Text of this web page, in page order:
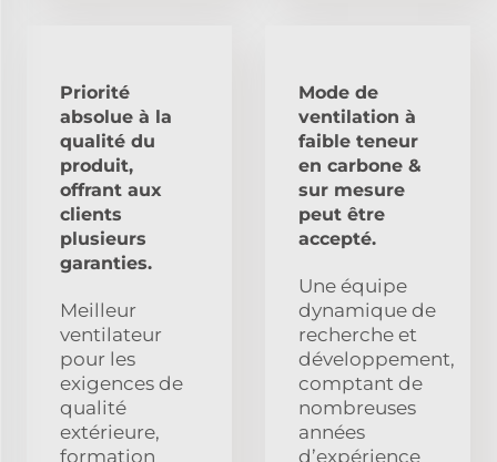
Priorité
absolue à la
qualité du
produit,
offrant aux
clients
plusieurs
garanties.
Meilleur
ventilateur
pour les
exigences de
qualité
extérieure,
formation
Mode de
ventilation à
faible teneur
en carbone &
sur mesure
peut être
accepté.
Une équipe
dynamique de
recherche et
développement,
comptant de
nombreuses
années
d’expérience